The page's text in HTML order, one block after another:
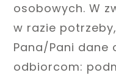
osobowych. W
w razie
Pana/Pani dane
odbiorcom: